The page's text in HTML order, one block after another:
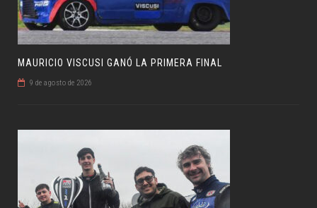
MAURICIO VISCUSI GANÓ LA PRIMERA FINAL
9 de agosto de 2026